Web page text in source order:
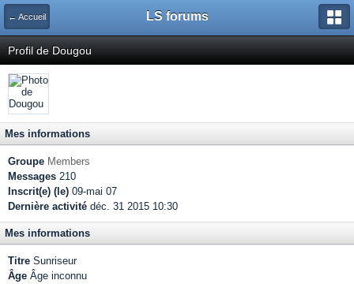
← Accueil LS forums
Profil de Dougou
Mes informations
Groupe Members
Messages 210
Inscrit(e) (le) 09-mai 07
Dernière activité déc. 31 2015 10:30
Mes informations
Titre Sunriseur
Âge Âge inconnu